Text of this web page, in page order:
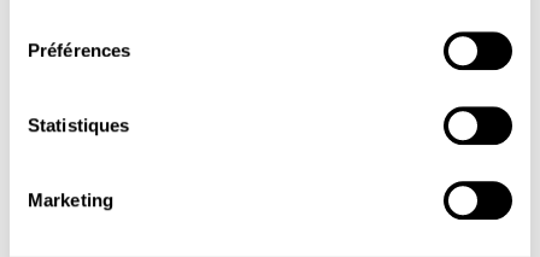
Préférences
Statistiques
Marketing
Suivez le monde de la science et de